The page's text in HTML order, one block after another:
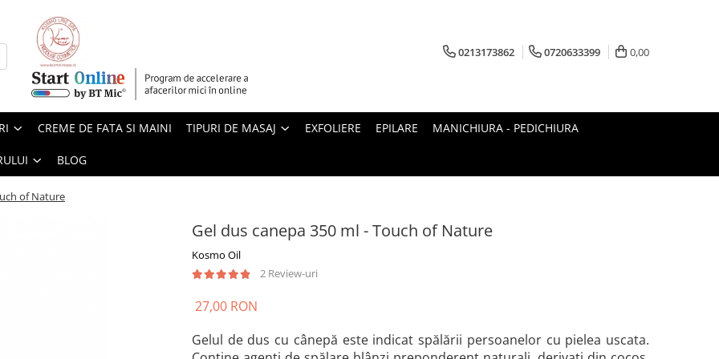
0213173862 0720633399 0,00
CREME DE FATA SI MAINI TIPURI DE MASAJ EXFOLIERE EPILARE MANICHIURA - PEDICHIURA
BLOG
of Nature
Gel dus canepa 350 ml - Touch of Nature
Kosmo Oil
2 Review-uri
27,00 RON
Gelul de dus cu cânepă este indicat spălării persoanelor cu pielea uscata.